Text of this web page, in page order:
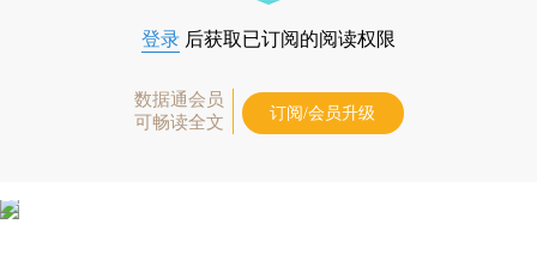
登录 后获取已订阅的阅读权限
数据通会员
可畅读全文
订阅/会员升级